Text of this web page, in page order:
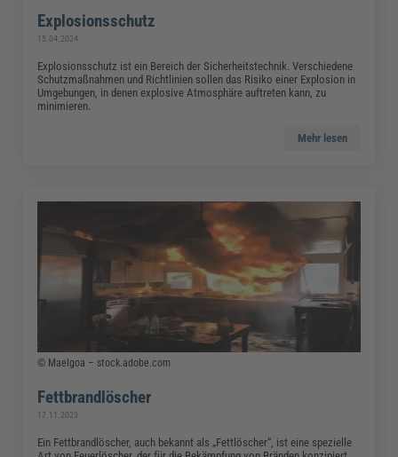
Explosionsschutz
15.04.2024
Explosionsschutz ist ein Bereich der Sicherheitstechnik. Verschiedene
Schutzmaßnahmen und Richtlinien sollen das Risiko einer Explosion in
Umgebungen, in denen explosive Atmosphäre auftreten kann, zu
minimieren.
Mehr lesen
© Maelgoa – stock.adobe.com
Fettbrandlöscher
17.11.2023
Ein Fettbrandlöscher, auch bekannt als „Fettlöscher“, ist eine spezielle